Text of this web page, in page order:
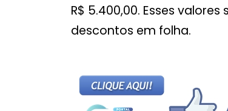
R$ 5.400,00. Esses
descontos em folha.